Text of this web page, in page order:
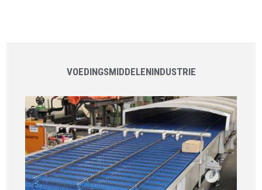
VOEDINGS​MIDDELEN​INDUSTRIE